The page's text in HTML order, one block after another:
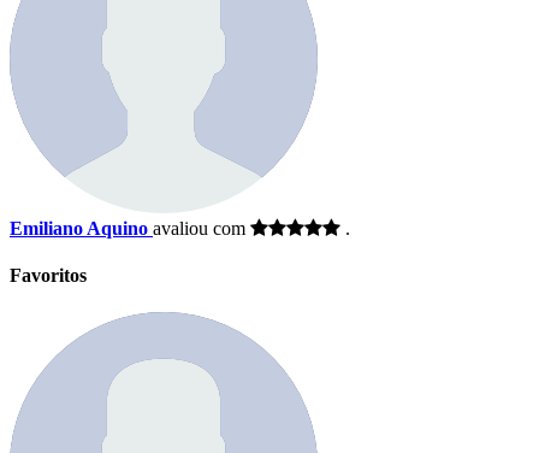
Emiliano Aquino avaliou com .
Favoritos